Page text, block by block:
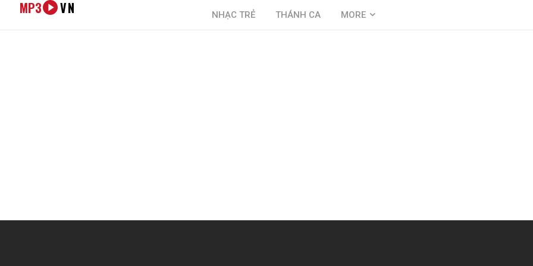
MP3 VN NHẠC TRẺ THÁNH CA MORE